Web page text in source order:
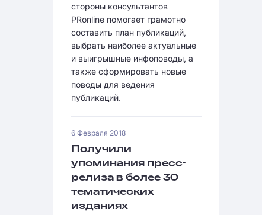
стороны консультантов
PRonline помогает грамотно
составить план публикаций,
выбрать наиболее актуальные
и выигрышные инфоповоды, а
также сформировать новые
поводы для ведения
публикаций.
6 Февраля 2018
Получили
упоминания пресс-
релиза в более 30
тематических
изданиях